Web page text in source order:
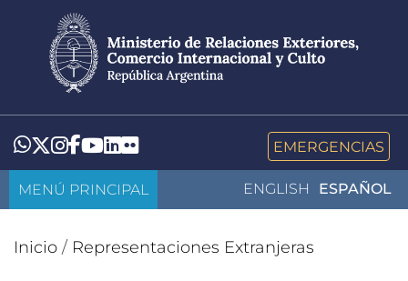
contenido
principal
Whatsapp
Twitter
Instagram
Facebook
YouTube
LinkedIn
Flickr EMERGENCIAS
ENGLISH ESPAÑOL
MENÚ PRINCIPAL
Inicio / Representaciones Extranjeras